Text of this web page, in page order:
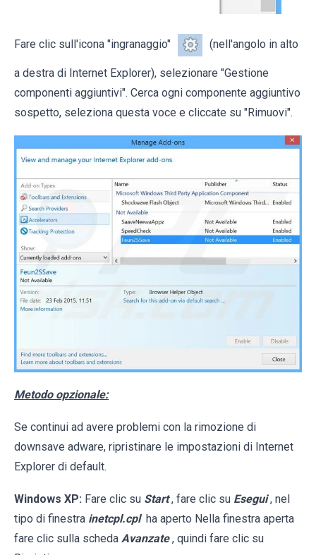
Fare clic sull'icona "ingranaggio" (nell'angolo in alto
a destra di Internet Explorer), selezionare "Gestione
componenti aggiuntivi". Cerca ogni componente aggiuntivo
sospetto, seleziona questa voce e cliccate su "Rimuovi".
Metodo opzionale:
Se continui ad avere problemi con la rimozione di
downsave adware, ripristinare le impostazioni di Internet
Explorer di default.
Windows XP: Fare clic su Start , fare clic su Esegui , nel
tipo di finestra inetcpl.cpl ha aperto Nella finestra aperta
fare clic sulla scheda Avanzate , quindi fare clic su